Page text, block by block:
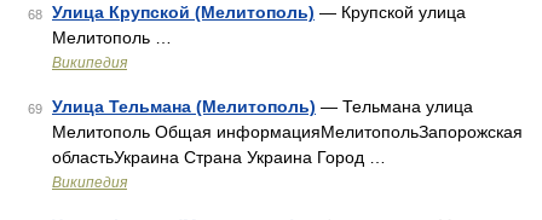
68 Улица Крупской (Мелитополь) — Крупской улица
Мелитополь …
Википедия
69 Улица Тельмана (Мелитополь) — Тельмана улица
Мелитополь Общая информацияМелитопольЗапорожская
областьУкраина Страна Украина Город …
Википедия